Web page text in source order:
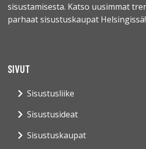
sisustamisesta. Katso uusimmat
parhaat sisustuskaupat Helsingissä!
SIVUT
Sisustusliike
Sisustusideat
Sisustuskaupat